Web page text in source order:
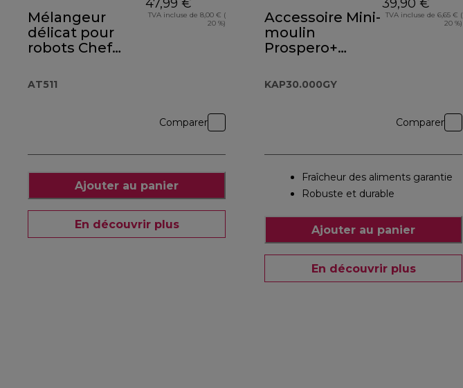
Mélangeur
délicat pour
robots Chef
AT511
47,99 €
TVA incluse de 8,00 € (
20 %)
Comparer
Ajouter au panier
En découvrir plus
Accessoire Mini-
moulin
Prospero+
KAP30.000GY
39,90 €
TVA incluse de 6,65 € (
20 %)
Comparer
Fraîcheur des aliments garantie
Robuste et durable
Ajouter au panier
En découvrir plus